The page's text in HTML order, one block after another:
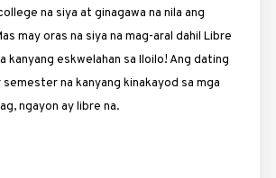
na siya at ginagawa na nila ang
may oras na siya na mag-aral dahil Libre
kanyang eskwelahan sa Iloilo! Ang dating
na kanyang kinakayod sa mga
ngayon ay libre na.